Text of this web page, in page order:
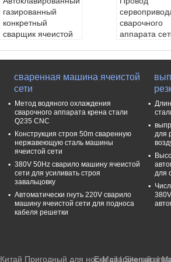
газированный
конкретный
сварщик ячеистой
й конкретный сваро
чный аппарат сетки
панельного домост
роения
Обеспеченное пос
лепродажное обс
луживание:Инжен
еры доступные обс
луживать машинно
е оборудование за
Материал машин
ы:Тяжелые доски
сварочного
аппарата
тип:Машина
ода заварки
Условие:
Сваривая
50-70
та
диаметр
сваренная машина ячеистой
сети
Метод водяного охлаждения
сварочного аппарата крена стали
Q235 CNC
Конструкция строя 50m сваренную
нержавеющую сталь машины
ячеистой сети
380V 50Hz сварило машину ячеистой
сети для усиливать строя
завальцовку
Автоматически гнуть 220V сварило
машину ячеистой сети для подноса
кабеля решетки
для
для
E-Mail|Sitemap |
Китай Пригодный для носки сварочный